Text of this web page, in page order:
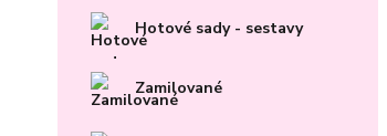
Hotové sady - sestavy
Zamilované